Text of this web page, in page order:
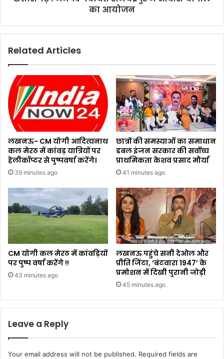
का आयोजन
Related Articles
लखनऊ- CM योगी आदित्यनाथ
कल मेरठ में कांवड़ यात्रियों पर
हेलीकॉप्टर से पुष्पवर्षा करेंगे।
39 minutes ago
छात्रों की समस्याओं का समाधान
डबल इंजन सरकार की सर्वोच्च
प्राथमिकता केशव प्रसाद मौर्या
41 minutes ago
CM योगी कल मेरठ में कांवड़ियों
पर पुष्प वर्षा करेंगे !!
43 minutes ago
लखनऊ पहुंचे सनी देओल और
प्रीति जिंटा, ‘बंटवारा 1947’ के
प्रमोशन में दिखी पुरानी जोड़ी
45 minutes ago
Leave a Reply
Your email address will not be published. Required fields are